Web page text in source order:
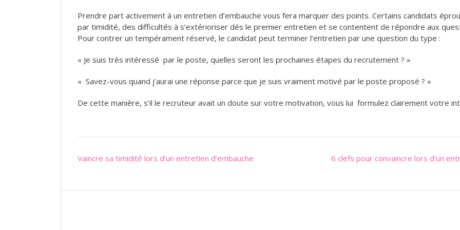
Prendre part activement à un entretien d’embauche vous fera marquer des points. Certains candidats
par timidité, des difficultés à s’extérioriser dés le premier entretien et se contentent de répondre aux
Pour contrer un tempérament réservé, le candidat peut terminer l’entretien par une question du type :
« Je suis très intéressé par le poste, quelles seront les prochaines étapes du recrutement ? »
« Savez-vous quand j’aurai une réponse parce que je suis vraiment motivé par le poste proposé ? »
De cette manière, s’il le recruteur avait un doute sur votre motivation, vous lui formulez clairement votre
Post
Vaincre sa timidité lors d’un entretien d’embauche 6 clefs pour convaincre lors d’un